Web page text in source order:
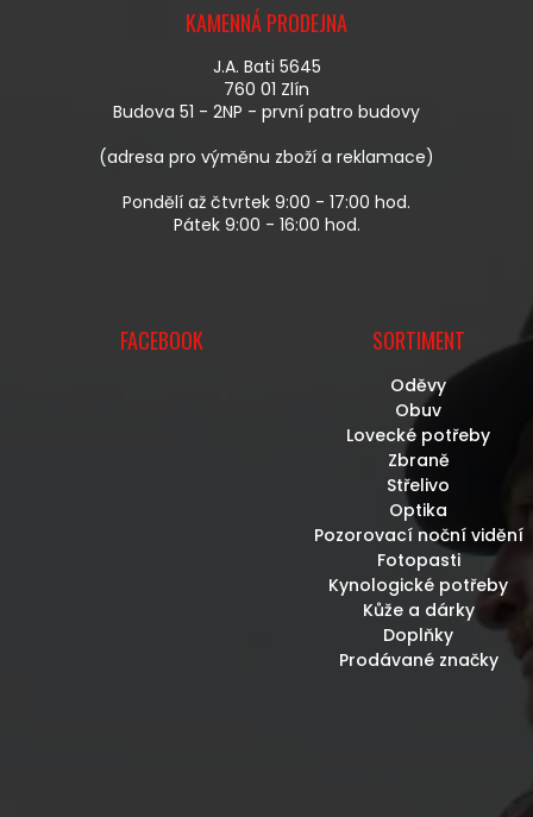
KAMENNÁ PRODEJNA
J.A. Bati 5645
760 01 Zlín
Budova 51 - 2NP - první patro budovy
(adresa pro výměnu zboží a reklamace)
Pondělí až čtvrtek 9:00 - 17:00 hod.
Pátek 9:00 - 16:00 hod.
FACEBOOK SORTIMENT
Oděvy
Obuv
Lovecké potřeby
Zbraně
Střelivo
Optika
Pozorovací noční vidění
Fotopasti
Kynologické potřeby
Kůže a dárky
Doplňky
Prodávané značky